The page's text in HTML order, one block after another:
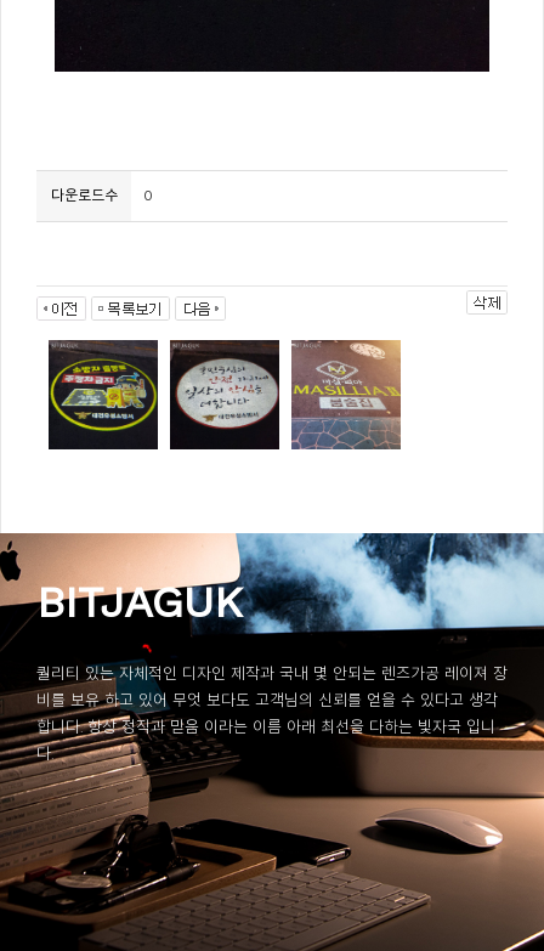
다운로드수 0
BITJAGUK
퀄리티 있는 자체적인 디자인 제작과 국내 몇 안되는 렌즈가공 레이져 장
비를 보유 하고 있어 무엇 보다도 고객님의 신뢰를 얻을 수 있다고 생각
합니다. 항상 정직과 믿음 이라는 이름 아래 최선을 다하는 빛자국 입니
다.